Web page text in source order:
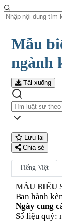
Mẫu
ngành
Tải xuống
Lưu lại
Chia sẻ
Tiếng Việt
MẪU BIỂU
Ban hành
Ngày cung
Số liệu quý: